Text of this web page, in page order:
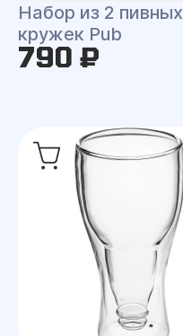
Набор из 2 пивных
кружек Pub
790 ₽